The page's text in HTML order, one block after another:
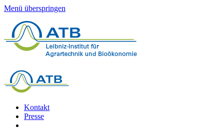
Menü überspringen
Kontakt
Presse